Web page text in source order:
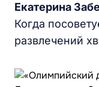
Екатерина
Когда
развлечений